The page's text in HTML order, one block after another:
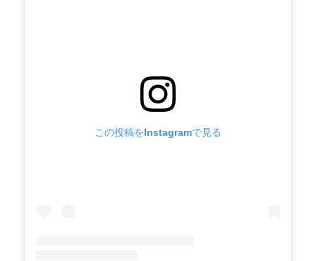
この投稿をInstagramで見る